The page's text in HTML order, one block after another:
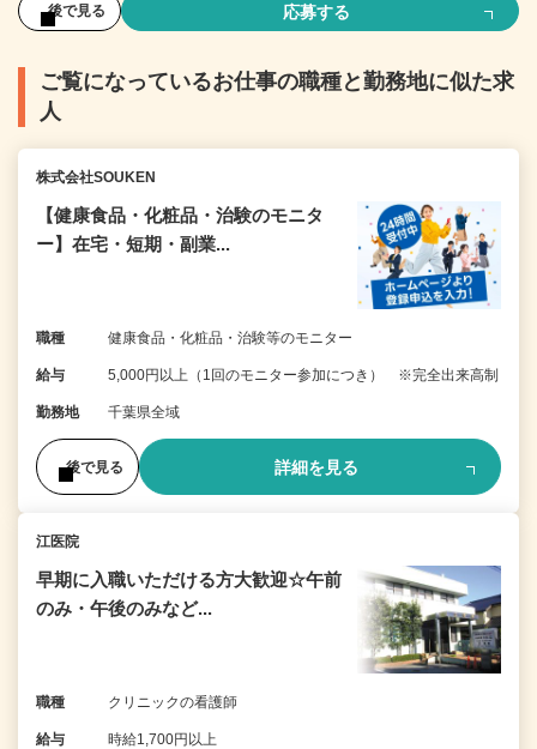
後で見る 応募する
ご覧になっているお仕事の職種と勤務地に似た求
人
株式会社SOUKEN
【健康食品・化粧品・治験のモニタ
ー】在宅・短期・副業...
職種 健康食品・化粧品・治験等のモニター
給与 5,000円以上（1回のモニター参加につき） ※完全出来高制
勤務地 千葉県全域
後で見る 詳細を見る
江医院
早期に入職いただける方大歓迎☆午前
のみ・午後のみなど...
職種 クリニックの看護師
給与 時給1,700円以上